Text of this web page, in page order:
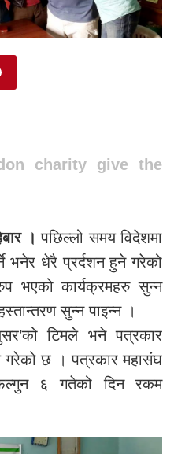
charity give the
। पछिल्लो समय विदेशमा
भनेर धेरै प्रर्दशन हुने गरेको
भएको कार्यक्रमहरु सुन्न
सुन्न पाइन्न ।
टिमले भने पत्रकार
छ । पत्रकार महासंघ
फल्गुन ६ गतेको दिन रकम